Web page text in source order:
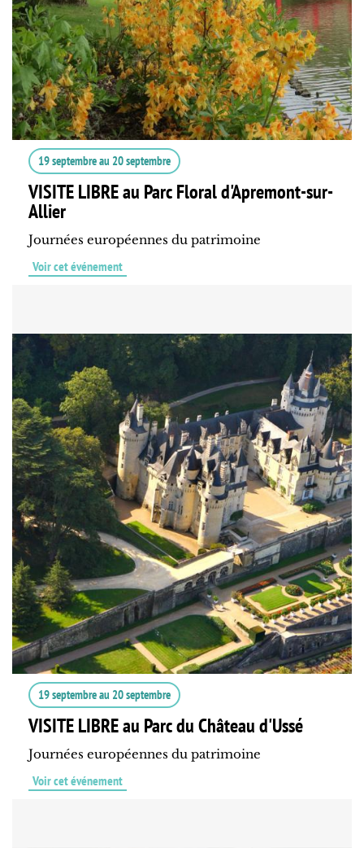
19 septembreau 20 septembre
VISITE LIBRE au Parc Floral d'Apremont-sur-
Allier
Journées européennes du patrimoine
Voir cet événement
19 septembreau 20 septembre
VISITE LIBRE au Parc du Château d'Ussé
Journées européennes du patrimoine
Voir cet événement